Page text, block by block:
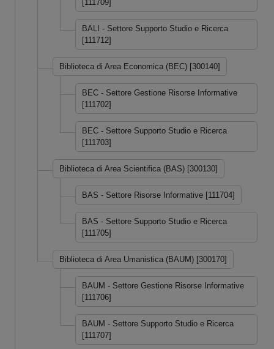
[111709]
BALI - Settore Supporto Studio e Ricerca
[111712]
Biblioteca di Area Economica (BEC) [300140]
BEC - Settore Gestione Risorse Informative
[111702]
BEC - Settore Supporto Studio e Ricerca
[111703]
Biblioteca di Area Scientifica (BAS) [300130]
BAS - Settore Risorse Informative [111704]
BAS - Settore Supporto Studio e Ricerca
[111705]
Biblioteca di Area Umanistica (BAUM) [300170]
BAUM - Settore Gestione Risorse Informative
[111706]
BAUM - Settore Supporto Studio e Ricerca
[111707]